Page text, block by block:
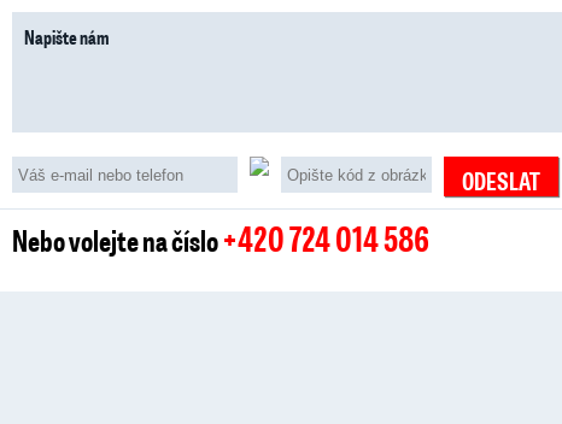
Nebo volejte na číslo+420 724 014 586